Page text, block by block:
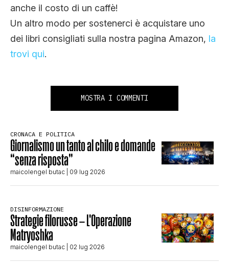
anche il costo di un caffè!
Un altro modo per sostenerci è acquistare uno
dei libri consigliati sulla nostra pagina Amazon, la
trovi qui.
MOSTRA I COMMENTI
CRONACA E POLITICA
Giornalismo un tanto al chilo e domande
“senza risposta”
maicolengel butac | 09 lug 2026
DISINFORMAZIONE
Strategie filorusse – L’Operazione
Matryoshka
maicolengel butac | 02 lug 2026